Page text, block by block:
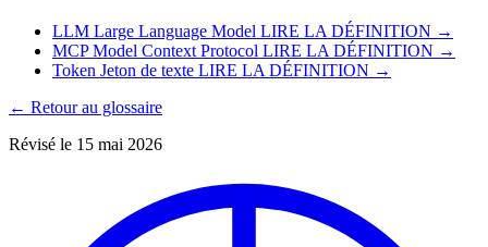
LLM Large Language Model LIRE LA DÉFINITION →
MCP Model Context Protocol LIRE LA DÉFINITION →
Token Jeton de texte LIRE LA DÉFINITION →
← Retour au glossaire
Révisé le 15 mai 2026